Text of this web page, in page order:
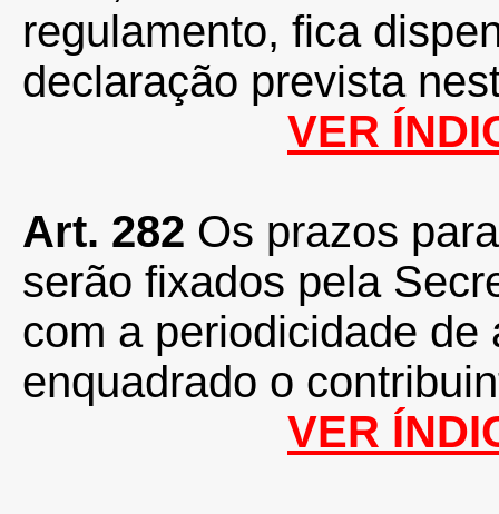
regulamento, fica
declaração prevista
VER
Art. 282 Os prazos
serão fixados pela
com a periodicidade
enquadrado o
VER